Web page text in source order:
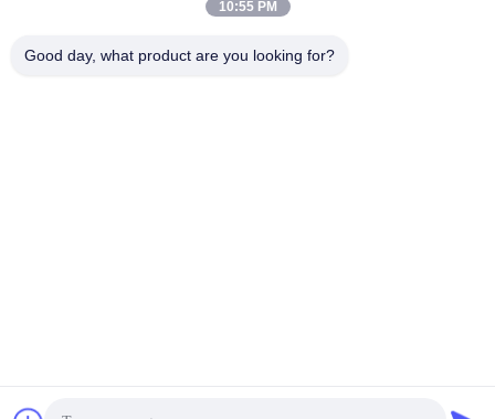
10:55 PM
Good day, what product are you looking for?